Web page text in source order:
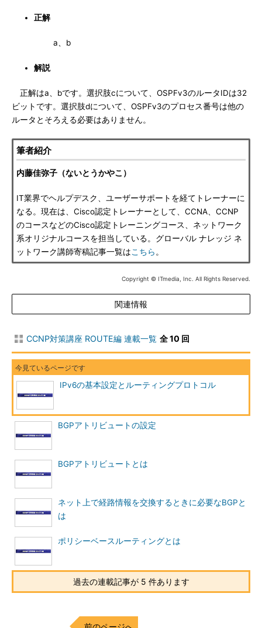
正解
a、b
解説
正解はa、bです。選択肢cについて、OSPFv3のルータIDは32
ビットです。選択肢dについて、OSPFv3のプロセス番号は他の
ルータとそろえる必要はありません。
筆者紹介
内藤佳弥子（ないとうかやこ）
IT業界でヘルプデスク、ユーザーサポートを経てトレーナーに
なる。現在は、Cisco認定トレーナーとして、CCNA、CCNP
のコースなどのCisco認定トレーニングコース、ネットワーク
系オリジナルコースを担当している。グローバル ナレッジ ネ
ットワーク講師寄稿記事一覧はこちら 。
Copyright © ITmedia, Inc. All Rights Reserved.
関連情報
CCNP対策講座 ROUTE編 連載一覧 全 10 回
IPv6の基本設定とルーティングプロトコル
BGPアトリビュートの設定
BGPアトリビュートとは
ネット上で経路情報を交換するときに必要なBGPと
は
ポリシーベースルーティングとは
過去の連載記事が 5 件あります